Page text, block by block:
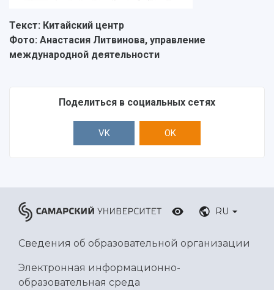
Текст: Китайский центр
Фото: Анастасия Литвинова, управление
международной деятельности
Поделиться в социальных сетях
VK OK
RU
Сведения об образовательной организации
Электронная информационно-
образовательная среда